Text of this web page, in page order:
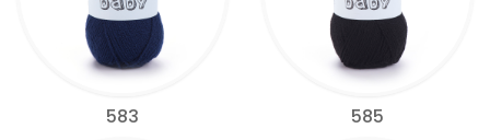
583 585